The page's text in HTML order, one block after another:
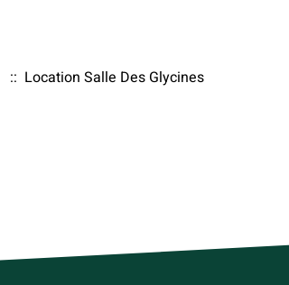
:: Location Salle Des Glycines